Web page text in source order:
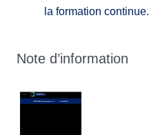
la formation continue.
Note d’information